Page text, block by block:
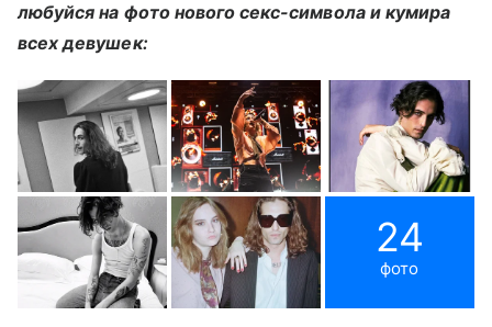
любуйся на фото нового секс-символа и кумира
всех девушек:
24
фото